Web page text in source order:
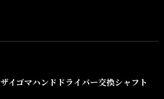
ザイゴマハンドドライバー交換シャフト